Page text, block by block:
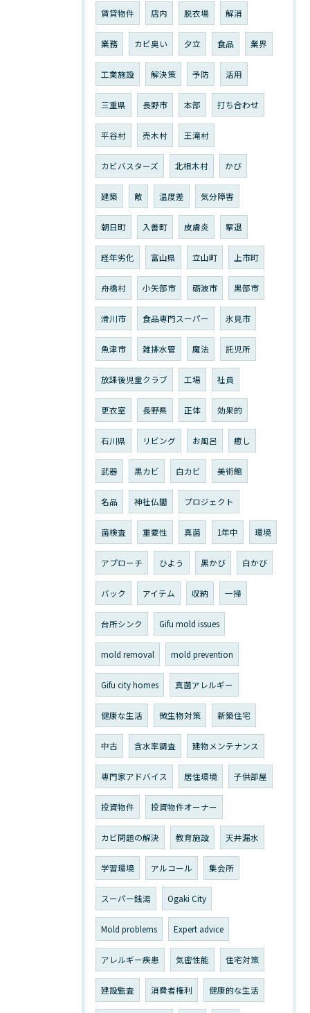
賃貸物件 店内 脱衣場 解消
業務 カビ臭い 夕立 食品 業界
工業施設 解決策 予防 活用
三重県 長野市 本部 打ち合わせ
平谷村 売木村 王滝村
カビバスターズ 北相木村 かび
建築 敵 温度差 気分障害
朝日町 入善町 皮膚炎 撃退
経年劣化 富山県 立山町 上市町
舟橋村 小矢部市 砺波市 黒部市
滑川市 食品専門スーパー 氷見市
魚津市 雑排水管 魔法 託児所
放課後児童クラブ 工場 社員
更衣室 長野県 正体 効果的
石川県 リビング お風呂 癒し
武器 黒カビ 白カビ 美術館
名品 神社仏閣 プロジェクト
菌検査 重要性 真菌 1年中 環境
アプローチ ひよう 黒かび 白かび
バック アイテム 収納 一掃
台所シンク Gifu mold issues
mold removal mold prevention
Gifu city homes 真菌アレルギー
健康な生活 微生物対策 新築住宅
中古 含水率調査 建物メンテナンス
専門家アドバイス 居住環境 子供部屋
投資物件 投資物件オーナー
カビ問題の解決 教育施設 天井漏水
学習環境 アルコール 集会所
スーパー銭湯 Ogaki City
Mold problems Expert advice
アレルギー疾患 気密性能 住宅対策
建設監査 消費者権利 健康的な生活